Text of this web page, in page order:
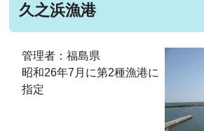
久之浜漁港
管理者：福島県
昭和26年7月に第2種漁港に
指定